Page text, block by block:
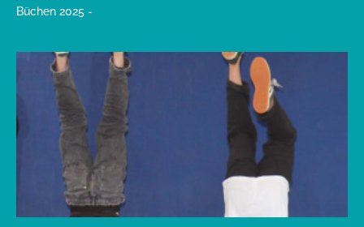
Büchen 2025 -